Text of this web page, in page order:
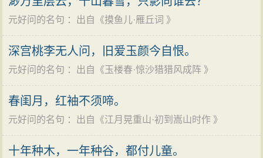
坛领袖的老师作诗辩解呢？此诗又所为何事而辩呢？这
论主要有三个焦点分别是：“崔立碑事”、举荐五十四金朝
儒士和拜忽必烈为儒教大宗师。
问根本就没有参与崔立碑事件，一切皆由趋炎重利的刘
祁所诽谤。这种说法我觉得可信度并不是非常的高，一
别。在内乡县令任上时，他“劳抚流亡，边境宁谧”，所以
内艰”时，“吏民怀之”赞许他：“元好问劳抚流亡，循史
也，不当徒以诗人自之”。他任南阳县令时，为当地人民
甚存威惠”。
编纂著述。元宪宗七年九月四日（1257年10月12日），
元好问在获鹿寓舍逝世，享年六十八岁。
元好问的名句 ：出自《摸鱼儿·雁丘词 》
深宫桃李无人问，旧爱玉颜今自恨。
元好问的名句 ：出自《玉楼春·惊沙猎猎风成阵 》
春闺月，红袖不须啼。
元好问的名句 ：出自《江月晃重山·初到嵩山时作 》
十年种木，一年种谷，都付儿童。